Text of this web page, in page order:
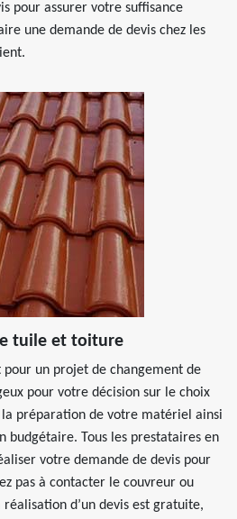
pour assurer votre suffisance
une demande de devis chez les
tuile et toiture
un projet de changement de
pour votre décision sur le choix
préparation de votre matériel ainsi
budgétaire. Tous les prestataires en
votre demande de devis pour
pas à contacter le couvreur ou
réalisation d’un devis est gratuite,